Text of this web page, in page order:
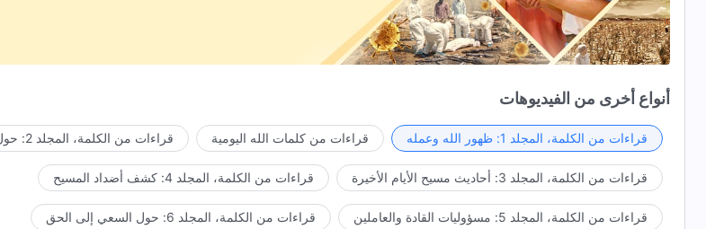
أنواع أخرى من الفيديوهات
قراءات من الكلمة، المجلد 1: ظهور الله وعمله قراءات من كلمات الله اليومية قراءات من الكلمة، المجلد 2: حول معرفة الله
قراءات من الكلمة، المجلد 3: أحاديث مسيح الأيام الأخيرة قراءات من الكلمة، المجلد 4: كشف أضداد المسيح
قراءات من الكلمة، المجلد 5: مسؤوليات القادة والعاملين قراءات من الكلمة، المجلد 6: حول السعي إلى الحق